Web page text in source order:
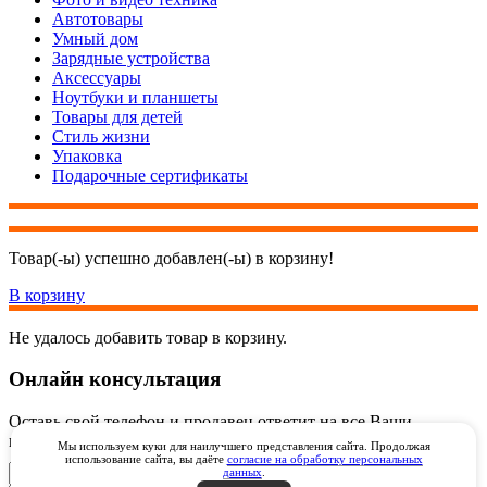
Автотовары
Умный дом
Зарядные устройства
Аксессуары
Ноутбуки и планшеты
Товары для детей
Стиль жизни
Упаковка
Подарочные сертификаты
Товар(-ы) успешно добавлен(-ы) в корзину!
В корзину
Не удалось добавить товар в корзину.
Мы используем куки для наилучшего представления сайта. Продолжая
использование сайта, вы даёте согласие на обработку персональных
данных
Онлайн консультация
Оставь свой телефон и продавец ответит на все Ваши
вопросы онлайн через видеозвонок через WhatsApp